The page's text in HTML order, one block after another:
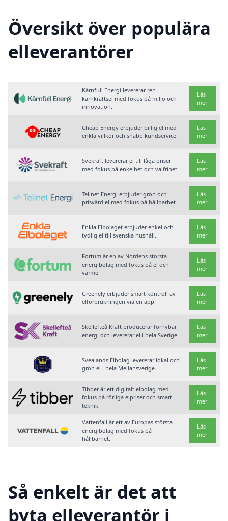
Översikt över populära
elleverantörer
Kärnfull Energi levererar ren
kärnkraftsel med fokus på miljö och
innovation.
Läs
mer
Cheap Energy erbjuder billig el med
enkla villkor och snabb kundservice.
Läs
mer
Svekraft levererar el till låga priser
med fokus på enkelhet och valfrihet.
Läs
mer
Telinet Energi erbjuder grön och
prisvärd el med fokus på hållbarhet.
Läs
mer
Enkla Elbolaget erbjuder enkel och
tydlig el till svenska hushåll.
Läs
mer
Fortum är en av Nordens största
energibolag med fokus på el och
värme.
Läs
mer
Greenely erbjuder smart kontroll av
elförbrukningen via en app.
Läs
mer
Skellefteå Kraft producerar förnybar
energi och levererar el i hela Sverige.
Läs
mer
Svealands Elbolag levererar lokal och
grön el i hela Mellansverige.
Läs
mer
Tibber är ett digitalt elbolag med
fokus på rörliga elpriser och smart
teknik.
Läs
mer
Vattenfall är ett av Europas största
energibolag med fokus på
hållbarhet.
Läs
mer
Så enkelt är det att
byta elleverantör i